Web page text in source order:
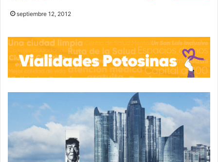
septiembre 12, 2012